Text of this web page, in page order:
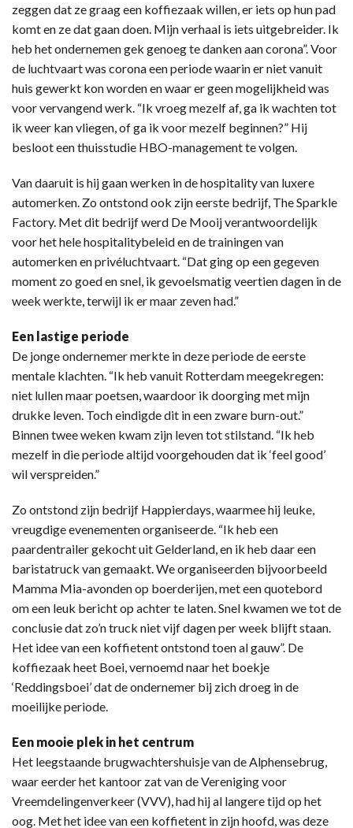
zeggen dat ze graag een koffiezaak willen, er iets op hun pad
komt en ze dat gaan doen. Mijn verhaal is iets uitgebreider. Ik
heb het ondernemen gek genoeg te danken aan corona”. Voor
de luchtvaart was corona een periode waarin er niet vanuit
huis gewerkt kon worden en waar er geen mogelijkheid was
voor vervangend werk. “Ik vroeg mezelf af, ga ik wachten tot
ik weer kan vliegen, of ga ik voor mezelf beginnen?” Hij
besloot een thuisstudie HBO-management te volgen.
Van daaruit is hij gaan werken in de hospitality van luxere
automerken. Zo ontstond ook zijn eerste bedrijf, The Sparkle
Factory. Met dit bedrijf werd De Mooij verantwoordelijk
voor het hele hospitalitybeleid en de trainingen van
automerken en privéluchtvaart. “Dat ging op een gegeven
moment zo goed en snel, ik gevoelsmatig veertien dagen in de
week werkte, terwijl ik er maar zeven had.”
Een lastige periode
De jonge ondernemer merkte in deze periode de eerste
mentale klachten. “Ik heb vanuit Rotterdam meegekregen:
niet lullen maar poetsen, waardoor ik doorging met mijn
drukke leven. Toch eindigde dit in een zware burn-out.”
Binnen twee weken kwam zijn leven tot stilstand. “Ik heb
mezelf in die periode altijd voorgehouden dat ik ‘feel good’
wil verspreiden.”
Zo ontstond zijn bedrijf Happierdays, waarmee hij leuke,
vreugdige evenementen organiseerde. “Ik heb een
paardentrailer gekocht uit Gelderland, en ik heb daar een
baristatruck van gemaakt. We organiseerden bijvoorbeeld
Mamma Mia-avonden op boerderijen, met een quotebord
om een leuk bericht op achter te laten. Snel kwamen we tot de
conclusie dat zo’n truck niet vijf dagen per week blijft staan.
Het idee van een koffietent ontstond toen al gauw”. De
koffiezaak heet Boei, vernoemd naar het boekje
‘Reddingsboei’ dat de ondernemer bij zich droeg in de
moeilijke periode.
Een mooie plek in het centrum
Het leegstaande brugwachtershuisje van de Alphensebrug,
waar eerder het kantoor zat van de Vereniging voor
Vreemdelingenverkeer (VVV), had hij al langere tijd op het
oog. Met het idee van een koffietent in zijn hoofd, was deze